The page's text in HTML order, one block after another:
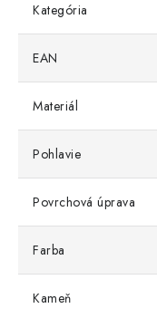
Kategória
EAN
Materiál
Pohlavie
Povrchová úprava
Farba
Kameň